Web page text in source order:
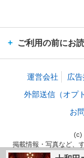
ご利用の前にお
運営会社 広
外部送信（オプ
お
(c)
掲載情報・写真など、